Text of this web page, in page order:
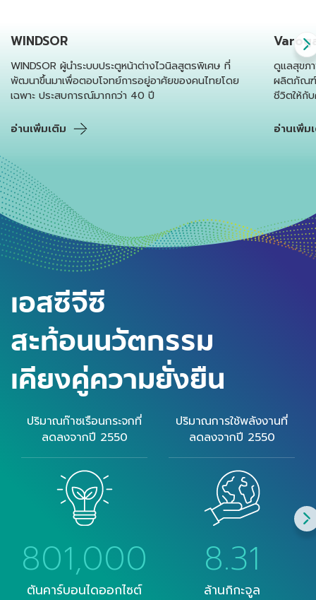
WINDSOR
WINDSOR ผู้นำระบบประตูหน้าต่างไวนิลสูตรพิเศษ ที่
พัฒนาขึ้นมาเพื่อตอบโจทย์การอยู่อาศัยของคนไทยโดย
เฉพาะ ประสบการณ์มากกว่า 40 ปี
อ่านเพิ่มเติม
ดูแลสุขภ
ผลิตภัณฑ์
ชีวิตให้กั
อ่านเพิ่ม
เอสซีจีซี
สะท้อนนวัตกรรม
เคียงคู่ความยั่งยืน
ปริมาณก๊าซเรือนกระจกที่
ลดลงจากปี 2550
801,000
ตันคาร์บอนไดออกไซต์
ปริมาณการใช้พลังงานที่
ลดลงจากปี 2550
8.31
ล้านกิกะจูล